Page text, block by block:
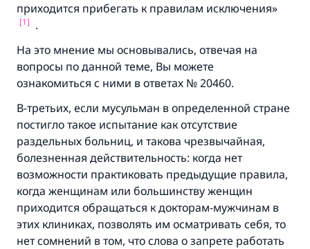
приходится прибегать к правилам исключения»
[1] .
На это мнение мы основывались, отвечая на
вопросы по данной теме, Вы можете
ознакомиться с ними в ответах № 20460.
В-третьих, если мусульман в определенной стране
постигло такое испытание как отсутствие
раздельных больниц, и такова чрезвычайная,
болезненная действительность: когда нет
возможности практиковать предыдущие правила,
когда женщинам или большинству женщин
приходится обращаться к докторам-мужчинам в
этих клиниках, позволять им осматривать себя, то
нет сомнений в том, что слова о запрете работать